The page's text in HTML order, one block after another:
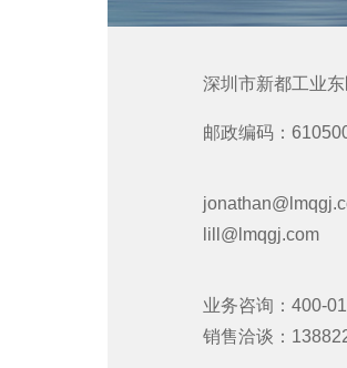
深圳市新都工业
邮政编码：
lill@lmqgj.com
业务咨询：400-
销售洽谈：